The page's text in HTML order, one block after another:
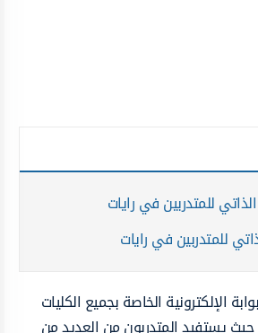
للمتدربين في رايات
للمتدربين في رايات
الإلكترونية الخاصة بجميع الكليات